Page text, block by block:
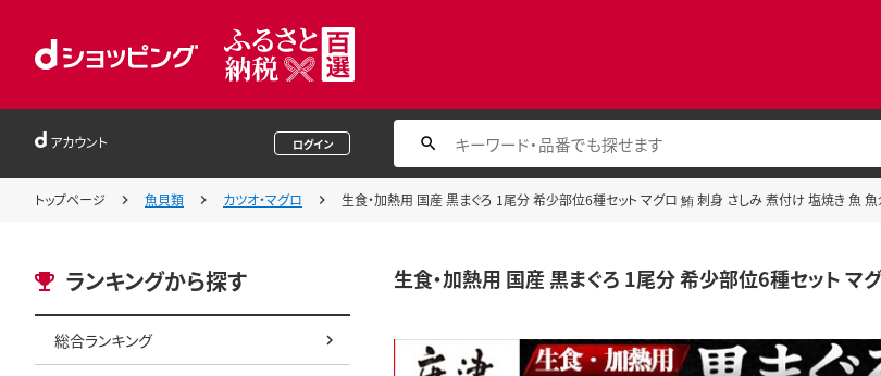
アカウント ログイン
トップページ 魚貝類 カツオ・マグロ 生食・加熱用 国産 黒まぐろ 1尾分 希少部位6種セット マグロ 鮪 刺身 さしみ 煮付け 塩焼き 魚
ランキングから探す
総合ランキング
生食・加熱用 国産 黒まぐろ 1尾分 希少部位6種セット